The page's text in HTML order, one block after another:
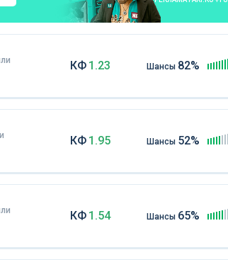
КФ 1.23 Шансы 82%
КФ 1.95 Шансы 52%
КФ 1.54 Шансы 65%